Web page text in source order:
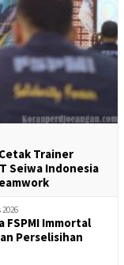
Trainer
Seiwa Indonesia
FSPMI Immortal
Perselisihan